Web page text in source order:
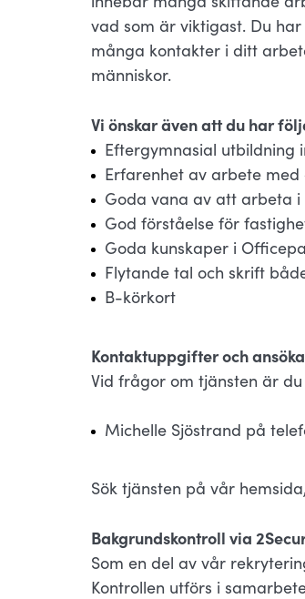
vad som är viktigast. Du
många kontakter i ditt
människor.
Vi önskar även att du har
Eftergymnasial utbildning
Erfarenhet av arbete
Goda vana av att arbeta i
God förståelse för
Goda kunskaper i
Flytande tal och skrift
B-körkort
Kontaktuppgifter och
Vid frågor om tjänsten är
Michelle Sjöstrand på
Sök tjänsten på vår
Bakgrundskontroll via
Som en del av vår
Kontrollen utförs i